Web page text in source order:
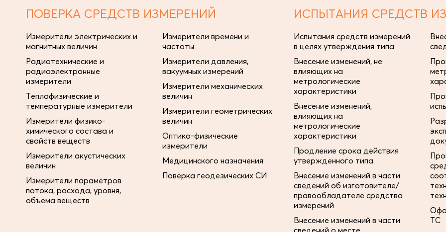
ПОВЕРКА СРЕДСТВ ИЗМЕРЕНИЙ
Измерители электрических и
магнитных величин
Радиотехнические и
радиоэлектронные
измерители
Теплофизические и
температурные измерители
Измерители физико-
химического состава и
свойств веществ
Измерители акустических
величин
Измерители параметров
потока, расхода, уровня,
объема веществ
Измерители времени и
частоты
Измерители давления,
вакуумных измерений
Измерители механических
величин
Измерители геометрических
величин
Оптико-физические
измерители
Медицинского назначения
Поверка геодезических СИ
ИСПЫТАНИЯ СРЕДСТВ
Испытания средств измерений
в целях утверждения типа
Внесение изменений, не
влияющих на
метрологические
характеристики
Внесение изменений,
влияющих на
метрологические
характеристики
Продление срока действия
утвержденного типа
Внесение изменений в части
сведений об изготовителе/
правообладателе средства
измерений
Внесение изменений в части
сведений о месте
ТС